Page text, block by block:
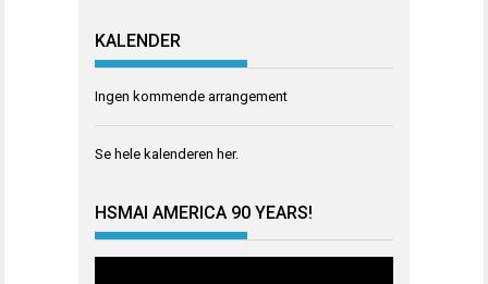
KALENDER
Ingen kommende arrangement
Se hele kalenderen her.
HSMAI AMERICA 90 YEARS!